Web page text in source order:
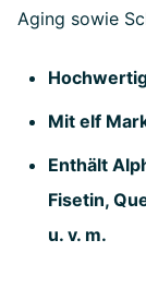
Aging sowie
Mit elf
Enthält
Fisetin,
u. v. m.